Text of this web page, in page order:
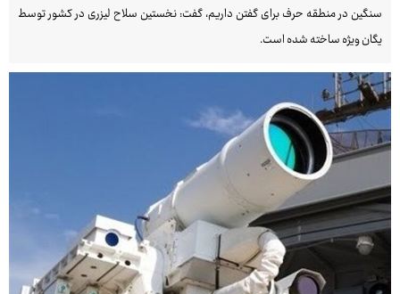
سنگین در منطقه حرف برای گفتن داریم، گفت: نخستین سلاح لیزری در کشور توسط
یگان ویژه ساخته شده است.